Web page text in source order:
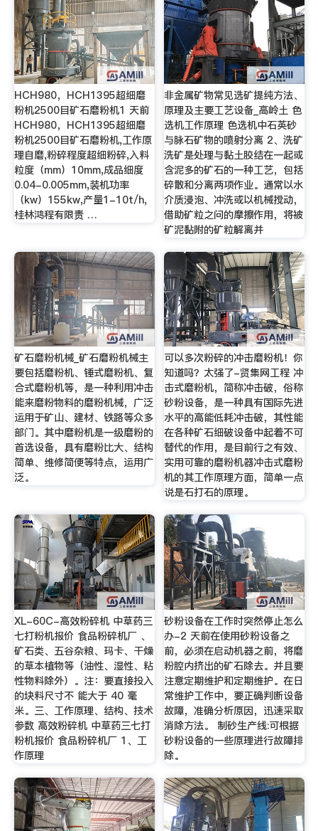
HCH980，HCH1395超细磨
粉机2500目矿石磨粉机1 天前
HCH980，HCH1395超细磨
粉机2500目矿石磨粉机,工作原
理自磨,粉碎程度超细粉碎,入料
粒度（mm）10mm,成品细度
0.04-0.005mm,装机功率
（kw）155kw,产量1-10t/h,
桂林鸿程有限责 …
非金属矿物常见选矿提纯方法、
原理及主要工艺设备_高岭土 色
选机工作原理 色选机中石英砂
与脉石矿物的喷射分离 2、洗矿
洗矿是处理与黏土胶结在一起或
含泥多的矿石的一种工艺，包括
碎散和分离两项作业。通常以水
介质浸泡、冲洗或以机械搅动，
借助矿粒之问的摩擦作用，将被
矿泥黏附的矿粒解离并
矿石磨粉机械_矿石磨粉机械主
要包括磨粉机、锤式磨粉机、复
合式磨粉机等，是一种利用冲击
能来磨粉物料的磨粉机械，广泛
运用于矿山、建材、铁路等众多
部门。其中磨粉机是一级磨粉的
首选设备，具有磨粉比大、结构
简单、维修简便等特点，运用广
泛。
可以多次粉碎的冲击磨粉机！你
知道吗？太强了-贤集网工程 冲
击式磨粉机，简称冲击破，俗称
砂粉设备，是一种具有国际先进
水平的高能低耗冲击破，其性能
在各种矿石细破设备中起着不可
替代的作用，是目前行之有效、
实用可靠的磨粉机器冲击式磨粉
机的其工作原理方面，简单一点
说是石打石的原理。
XL-60C-高效粉碎机 中草药三
七打粉机报价 食品粉碎机厂 、
矿石类、五谷杂粮、玛卡、干燥
的草本植物等（油性、湿性、粘
性物料除外）。注：要直接投入
的块料尺寸不 能大于 40 毫
米。三、工作原理、结构、技术
参数 高效粉碎机 中草药三七打
粉机报价 食品粉碎机厂 1、工
作原理
砂粉设备在工作时突然停止怎么
办-2 天前在使用砂粉设备之
前，必须在启动机器之前，将磨
粉腔内挤出的矿石除去。并且要
注意定期维护和定期维护。在日
常维护工作中，要正确判断设备
故障，准确分析原因，迅速采取
消除方法。 制砂生产线:可根据
砂粉设备的一些原理进行故障排
除。